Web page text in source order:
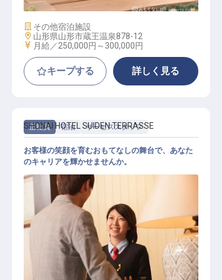
施設業態
その他宿泊施設
勤務地
山形県山形市蔵王温泉878-12
給与
月給／250,000円～ 300,000円
キープする 詳しく見る
正社員 宿泊 サービススタッフ
サービススタッフ
SHONAI HOTEL SUIDEN TERRASSE
お客様の笑顔を育むおもてなしの舞台で、あなた
のキャリアを輝かせませんか。